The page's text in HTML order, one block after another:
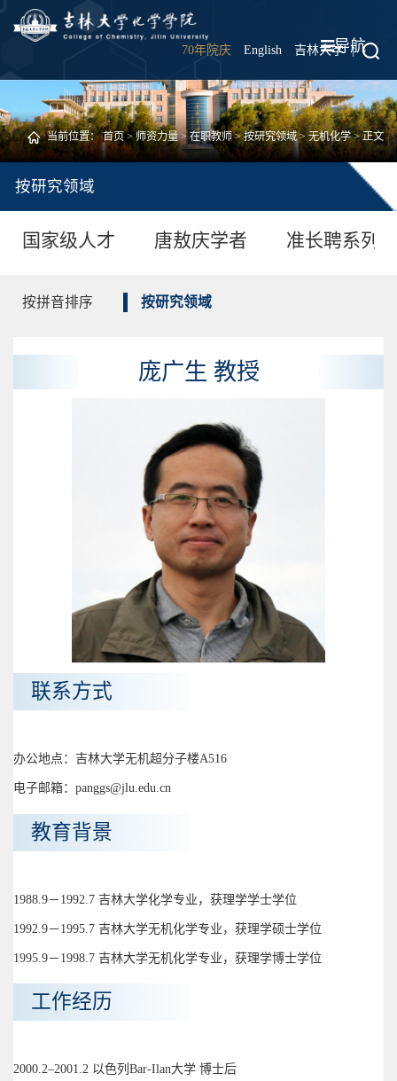
70年院庆 English 吉林大学 |
导航
当前位置：首页>师资力量>在职教师>按研究领域>无机化学> 正文
按研究领域
国家级人才 唐敖庆学者 准长聘系列
按拼音排序 按研究领域
庞广生 教授
联系方式
办公地点：吉林大学无机超分子楼A516
电子邮箱：panggs@jlu.edu.cn
教育背景
1988.9－1992.7 吉林大学化学专业，获理学学士学位
1992.9－1995.7 吉林大学无机化学专业，获理学硕士学位
1995.9－1998.7 吉林大学无机化学专业，获理学博士学位
工作经历
2000.2–2001.2 以色列Bar-Ilan大学 博士后